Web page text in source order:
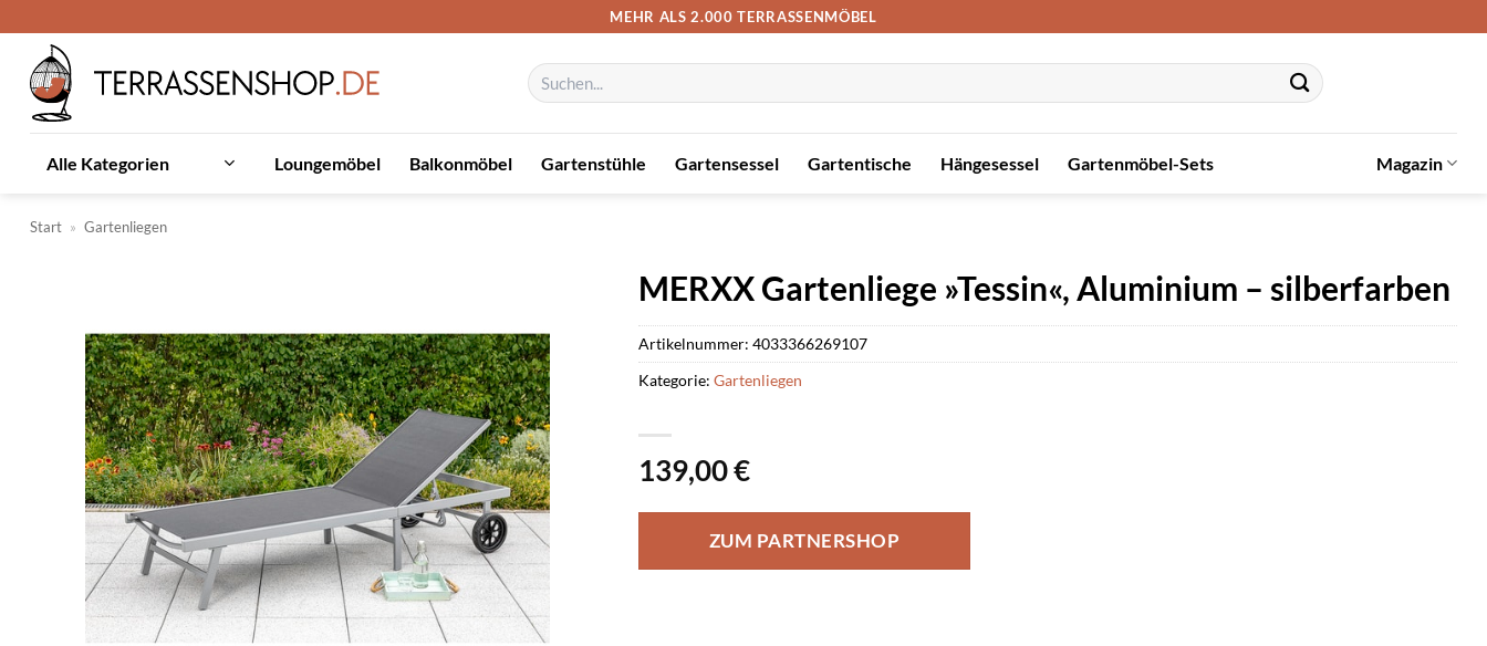
Inhalt
springen
MEHR ALS 2.000 TERRASSENMÖBEL
Suchen
nach:
Alle Kategorien Loungemöbel Balkonmöbel Gartenstühle Gartensessel Gartentische Hängesessel Gartenmöbel-Sets Magazin
Start » Gartenliegen
MERXX Gartenliege »Tessin«, Aluminium – silberfarben
139,00€
ZUM PARTNERSHOP
Artikelnummer: 4033366269107
Kategorie: Gartenliegen